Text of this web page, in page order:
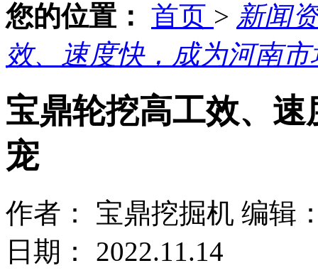
您的位置： 首页 > 新闻
效、速度快，成为河南
宝鼎轮挖高工效、
宠
作者： 宝鼎挖掘机 编辑
日期： 2022.11.14